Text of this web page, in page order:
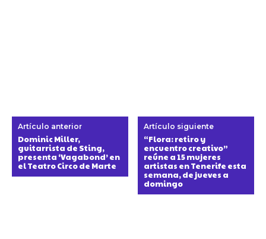
Artículo anterior
Dominic Miller,
guitarrista de Sting,
presenta ‘Vagabond’ en
el Teatro Circo de Marte
Artículo siguiente
“Flora: retiro y
encuentro creativo”
reúne a 15 mujeres
artistas en Tenerife esta
semana, de jueves a
domingo